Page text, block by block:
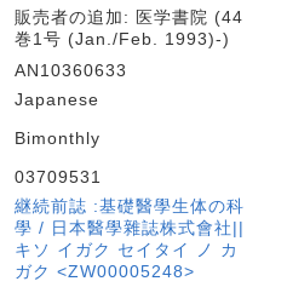
販売者の追加: 医学書院 (44
巻1号 (Jan./Feb. 1993)-)
AN10360633
Japanese
Bimonthly
03709531
継続前誌 :基礎醫學生体の科
學 / 日本醫學雜誌株式會社||
キソ イガク セイタイ ノ カ
ガク <ZW00005248>